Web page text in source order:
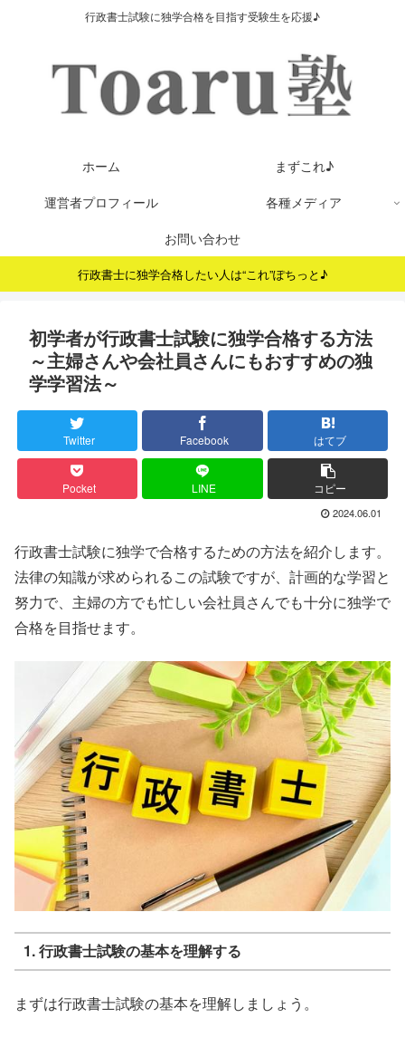
行政書士試験に独学合格を目指す受験生を応援♪
ホーム
まずこれ♪
運営者プロフィール
各種メディア
お問い合わせ
行政書士に独学合格したい人は“これ”ぽちっと♪
初学者が行政書士試験に独学合格する方法
～主婦さんや会社員さんにもおすすめの独
学学習法～
Twitter Facebook はてブ
Pocket LINE コピー
2024.06.01
行政書士試験に独学で合格するための方法を紹介します。
法律の知識が求められるこの試験ですが、計画的な学習と
努力で、主婦の方でも忙しい会社員さんでも十分に独学で
合格を目指せます。
1. 行政書士試験の基本を理解する
まずは行政書士試験の基本を理解しましょう。